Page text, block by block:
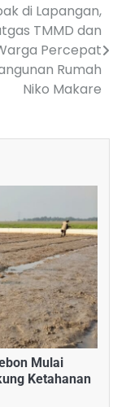
di Lapangan,
TMMD dan
Percepat
Rumah
Niko Makare
Mulai
Ketahanan